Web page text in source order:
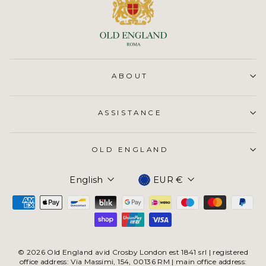
ABOUT
ASSISTANCE
OLD ENGLAND
English Currency
EUR €
© 2026 Old England avid Crosby London est 1841 srl | registered
office address: Via Massimi, 154, 00136 RM | main office address: